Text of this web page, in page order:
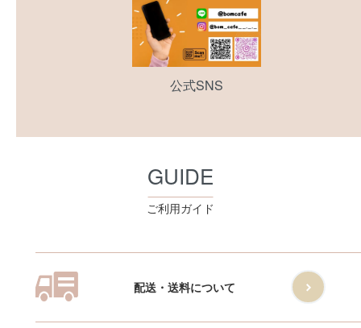
公式SNS
GUIDE
ご利用ガイド
配送・送料について